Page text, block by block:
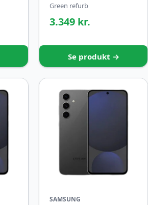
Green refurb
3.349 kr.
Se produkt →
SAMSUNG